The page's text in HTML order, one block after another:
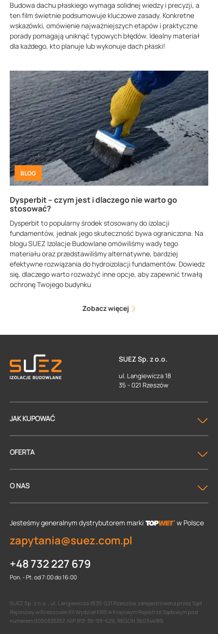
Budowa dachu płaskiego wymaga solidnej wiedzy i precyzji, a
ten film świetnie podsumowuje kluczowe zasady. Konkretne
wskazówki, omówienie najważniejszych etapów i praktyczne
porady pomagają uniknąć typowych błędów. Idealny materiał
dla każdego, kto planuje lub wykonuje dach płaski!
BLOG
Dysperbit – czym jest i dlaczego nie warto go
stosować?
Dysperbit to popularny środek stosowany do izolacji
fundamentów, jednak jego skuteczność bywa ograniczona. Na
blogu SUEZ Izolacje Budowlane omówiliśmy wady tego
materiału oraz przedstawiliśmy alternatywne, bardziej
efektywne rozwiązania do hydroizolacji fundamentów. Dowiedz
się, dlaczego warto rozważyć inne opcje, aby zapewnić trwałą
ochronę Twojego budynku
Zobacz więcej
SUEZ Sp. z o.o.
ul. Langiewicza 18
35 - 021 Rzeszów
JAK KUPOWAĆ
OFERTA
O NAS
Jesteśmy generalnym dystrybutorem marki w Polsce
zapytania@suez.com.pl
+48 732 227 679
Pon. - Pt. od 7:00 do 16:00
SUEZ Sp. z o.o. , ul. Langiewicza 18 35-021 Rzeszów, zarejestrowana przez Sąd
Rejonowy w Rzeszowie XII Wydział KRS w Krajowym Rejestrze Sądowym pod
numerem 0000535357, NIP 813-36-99-629, REGON 360344189.